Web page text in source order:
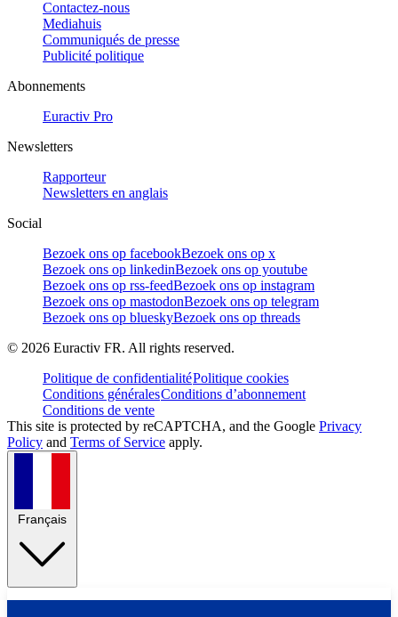
Contactez-nous
Mediahuis
Communiqués de presse
Publicité politique
Abonnements
Euractiv Pro
Newsletters
Rapporteur
Newsletters en anglais
Social
Bezoek ons op facebookBezoek ons op x
Bezoek ons op linkedinBezoek ons op youtube
Bezoek ons op rss-feedBezoek ons op instagram
Bezoek ons op mastodonBezoek ons op telegram
Bezoek ons op blueskyBezoek ons op threads
© 2026 Euractiv FR. All rights reserved.
Politique de confidentialitéPolitique cookies
Conditions généralesConditions d’abonnement
Conditions de vente
This site is protected by reCAPTCHA, and the Google Privacy
Policy and Terms of Service apply.
Français